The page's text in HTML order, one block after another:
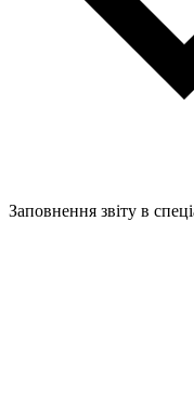
Заповнення звіту в